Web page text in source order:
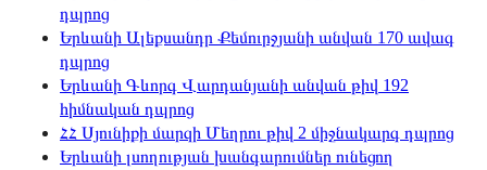
դպրոց
Երևանի Ալեքսանդր Քեմուրջյանի անվան 170 ավագ
դպրոց
Երևանի Գևորգ Վարդանյանի անվան թիվ 192
հիմնական դպրոց
ՀՀ Սյունիքի մարզի Մեղրու թիվ 2 միջնակարգ դպրոց
Երևանի լսողության խանգարումներ ունեցող